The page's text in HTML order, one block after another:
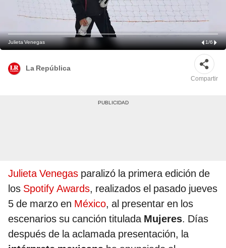
Julieta Venegas 1/6
La República
Compartir
Julieta Venegas paralizó la primera edición de
los Spotify Awards, realizados el pasado jueves
5 de marzo en México, al presentar en los
escenarios su canción titulada Mujeres. Días
después de la aclamada presentación, la